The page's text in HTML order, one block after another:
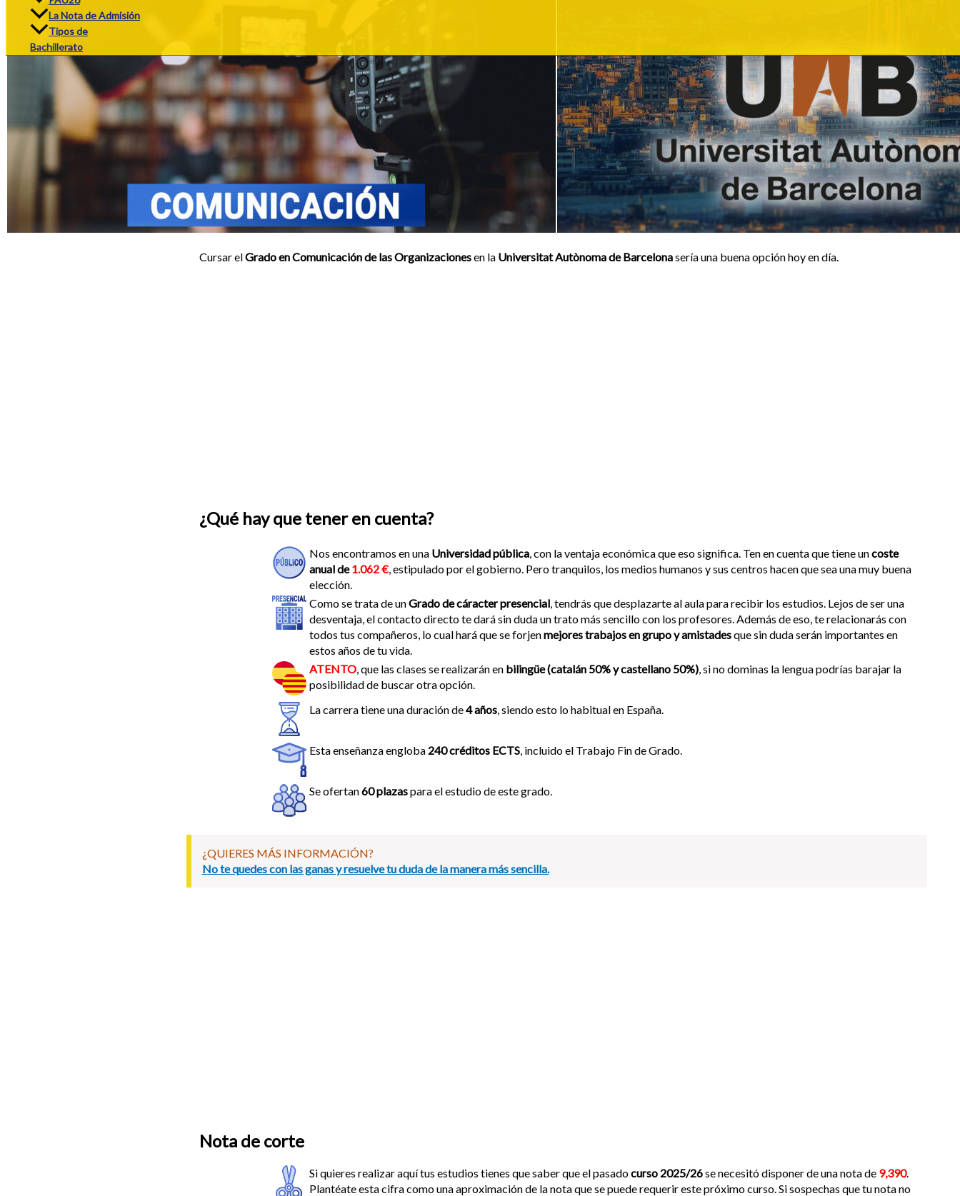
La Nota de Admisión
Tipos de
Bachillerato
Cursar elGrado en Comunicación de las Organizacionesen la Universitat Autònoma de Barcelonasería una buena opción hoy en día.
¿Qué hay que tener en cuenta?
Nos encontramos en una Universidad pública , con la ventaja económica que eso significa. Ten en cuenta que tiene uncoste
anual de1.062 € , estipulado por el gobierno. Pero tranquilos, los medios humanos y sus centros hacen que sea una muy buena
elección.
Como se trata de unGrado de cáracter presencial , tendrás que desplazarte al aula para recibir los estudios. Lejos de ser una
desventaja, el contacto directo te dará sin duda un trato más sencillo con los profesores. Además de eso, te relacionarás con
todos tus compañeros, lo cual hará que se forjenmejores trabajos en grupo y amistadesque sin duda serán importantes en
estos años de tu vida.
ATENTO , que las clases se realizarán en bilingüe (catalán 50% y castellano 50%) , si no dominas la lengua podrías barajar la
posibilidad de buscar otra opción.
La carrera tiene una duración de4 años , siendo esto lo habitual en España.
Esta enseñanza engloba 240 créditos ECTS , incluido el Trabajo Fin de Grado.
Se ofertan60 plazaspara el estudio de este grado.
¿QUIERES MÁS INFORMACIÓN?
No te quedes con las ganas y resuelve tu duda de la manera más sencilla.
Nota de corte
Si quieres realizar aquí tus estudios tienes que saber que el pasadocurso 2025/26se necesitó disponer de una nota de 9,390.
Plantéate esta cifra como una aproximación de la nota que se puede requerir este próximo curso. Si sospechas que tu nota no